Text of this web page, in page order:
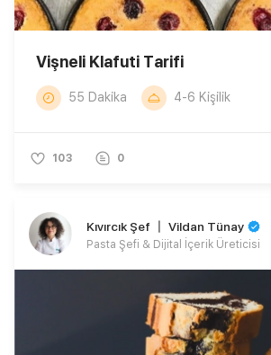
Vişneli Klafuti Tarifi
55 Dakika 4-6 Kişilik
103 0
Kıvırcık Şef 〡 Vildan Tünay
Pasta Şefi & Dijital İçerik Üreticisi